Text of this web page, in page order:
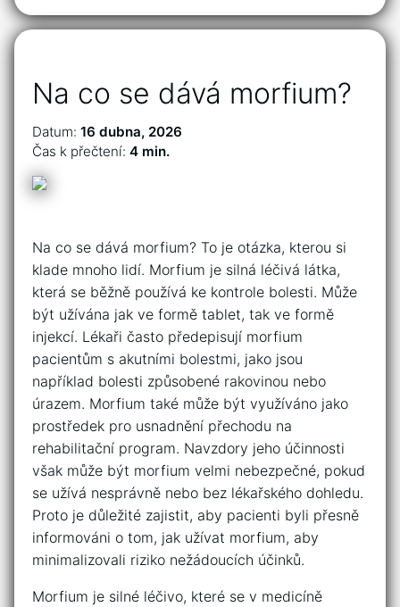
Na co se dává morfium?
Datum: 16 dubna, 2026
Čas k přečtení: 4 min.
Na co se dává morfium? To je otázka, kterou si
klade mnoho lidí. Morfium je silná léčivá látka,
která se běžně používá ke kontrole bolesti. Může
být užívána jak ve formě tablet, tak ve formě
injekcí. Lékaři často předepisují morfium
pacientům s akutními bolestmi, jako jsou
například bolesti způsobené rakovinou nebo
úrazem. Morfium také může být využíváno jako
prostředek pro usnadnění přechodu na
rehabilitační program. Navzdory jeho účinnosti
však může být morfium velmi nebezpečné, pokud
se užívá nesprávně nebo bez lékařského dohledu.
Proto je důležité zajistit, aby pacienti byli přesně
informováni o tom, jak užívat morfium, aby
minimalizovali riziko nežádoucích účinků.
Morfium je silné léčivo, které se v medicíně